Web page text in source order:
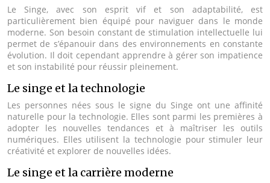
Le Singe, avec son esprit vif et son adaptabilité, est
particulièrement bien équipé pour naviguer dans le monde
moderne. Son besoin constant de stimulation intellectuelle lui
permet de s’épanouir dans des environnements en constante
évolution. Il doit cependant apprendre à gérer son impatience
et son instabilité pour réussir pleinement.
Le singe et la technologie
Les personnes nées sous le signe du Singe ont une affinité
naturelle pour la technologie. Elles sont parmi les premières à
adopter les nouvelles tendances et à maîtriser les outils
numériques. Elles utilisent la technologie pour stimuler leur
créativité et explorer de nouvelles idées.
Le singe et la carrière moderne